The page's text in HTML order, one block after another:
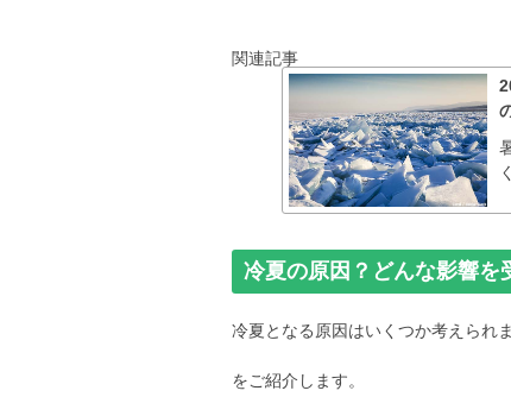
関連記事
冷夏の原因？どんな影響を
冷夏となる原因はいくつか考えられ
をご紹介します。